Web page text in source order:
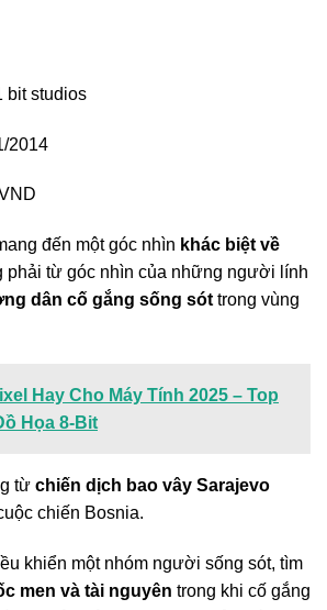
bit studios
2014
đến một góc nhìn khác biệt về
phải từ góc nhìn của những người lính
dân cố gắng sống sót trong vùng
Hay Cho Máy Tính 2025 – Top
Họa 8-Bit
từ chiến dịch bao vây Sarajevo
chiến Bosnia.
khiển một nhóm người sống sót, tìm
men và tài nguyên trong khi cố gắng